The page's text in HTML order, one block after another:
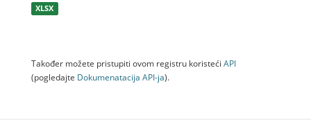
XLSX
Također možete pristupiti ovom registru koristeći API
(pogledajte Dokumenаtаcijа API-jа).